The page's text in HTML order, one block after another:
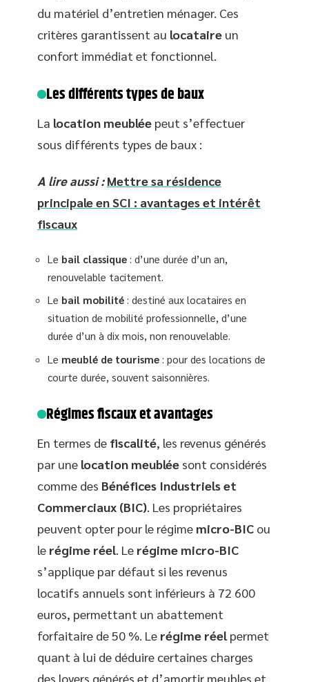
du matériel d’entretien ménager. Ces
critères garantissent au locataire un
confort immédiat et fonctionnel.
Les différents types de baux
La location meublée peut s’effectuer
sous différents types de baux :
A lire aussi : Mettre sa résidence
principale en SCI : avantages et intérêt
fiscaux
Le bail classique : d’une durée d’un an,
renouvelable tacitement.
Le bail mobilité : destiné aux locataires en
situation de mobilité professionnelle, d’une
durée d’un à dix mois, non renouvelable.
Le meublé de tourisme : pour des locations de
courte durée, souvent saisonnières.
Régimes fiscaux et avantages
En termes de fiscalité, les revenus générés
par une location meublée sont considérés
comme des Bénéfices Industriels et
Commerciaux (BIC) . Les propriétaires
peuvent opter pour le régime micro-BIC ou
le régime réel . Le régime micro-BIC
s’applique par défaut si les revenus
locatifs annuels sont inférieurs à 72 600
euros, permettant un abattement
forfaitaire de 50 %. Le régime réel permet
quant à lui de déduire certaines charges
des loyers générés et d’amortir meubles et